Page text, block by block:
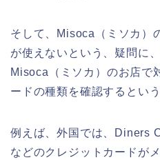
そして、Misoca（ミソカ）
が使えないという、疑問に
Misoca（ミソカ）のお店で
ードの種類を確認するという
例えば、外国では、Diners
などのクレジットカードが